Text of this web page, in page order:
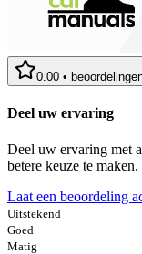
0.00 •
Deel uw ervaring
Deel uw ervaring met
betere keuze te maken.
Laat een beoordeling
Uitstekend
Goed
Matig